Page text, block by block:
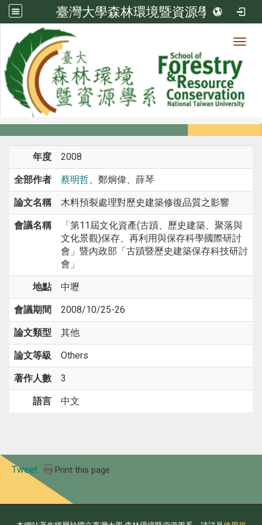
臺灣大學森林環境暨資源學系
系所成員
系所成員
年度 2008
全部作者 蔡明哲、鄭炯偉、薛琴
論文名稱 木料預裂處理對歷史建築修復品質之影響
會議名稱
「第11屆文化資產(古蹟、歷史建築、聚落與
文化景觀)保存、再利用與保存科學國際研討
會」暨內政部「古蹟暨歷史建築保存科技研討
會」
地點 中壢
會議期間 2008/10/25-26
論文類型 其他
論文等級 Others
著作人數 3
語言 中文
Tweet Print this page